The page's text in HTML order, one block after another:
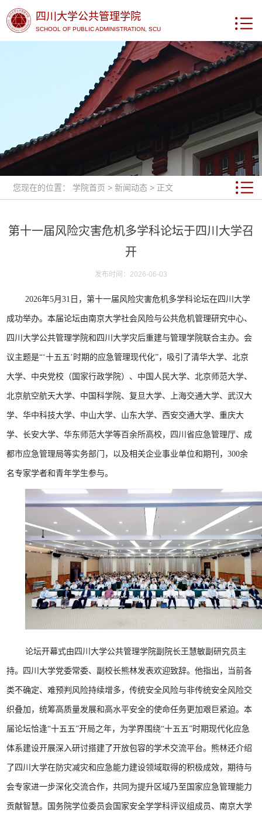
四川大学公共管理学院
SCHOOL OF PUBLIC ADMINISTRATION, SCU
您现在的位置： 学院首页 >新闻动态 > 正文
第十一届风险灾害危机多学科论坛于四川大学召
开
发布时间：2026-06-03
2026年5月31日，第十一届风险灾害危机多学科论坛在四川大学
成功举办。本届论坛由南京大学社会风险与公共危机管理研究中心、
四川大学公共管理学院和四川大学灾后重建与管理学院联合主办。会
议主题是“‘十五五’时期的应急管理现代化”，吸引了清华大学、北京
大学、中央党校（国家行政学院）、中国人民大学、北京师范大学、
北京航空航天大学、中国科学院、复旦大学、上海交通大学、武汉大
学、华中科技大学、中山大学、山东大学、西安交通大学、重庆大
学、长安大学、华东师范大学等百余所高校，四川省应急管理厅、成
都市应急管理局等实务部门，以及相关企业事业单位和期刊，300余
名专家学者和青年学生参与。
论坛开幕式由四川大学公共管理学院副院长王慧敏副研究员主
持。四川大学党委常委、副校长熊林发表欢迎致辞。他指出，当前各
类不确定、难预判风险持续增多，传统安全风险与非传统安全风险交
织叠加，统筹高质量发展和高水平安全的使命任务更加艰巨紧迫。本
届论坛恰逢“十五五”开局之年，为学界围绕“十五五”时期现代化应急
体系建设开展深入研讨搭建了开放包容的学术交流平台。熊林还介绍
了四川大学在防灾减灾和应急能力建设领域取得的积极成效，期待与
会专家进一步深化交流合作，共同为提升区域乃至国家应急管理能力
贡献智慧。国务院学位委员会国家安全学学科评议组成员、南京大学